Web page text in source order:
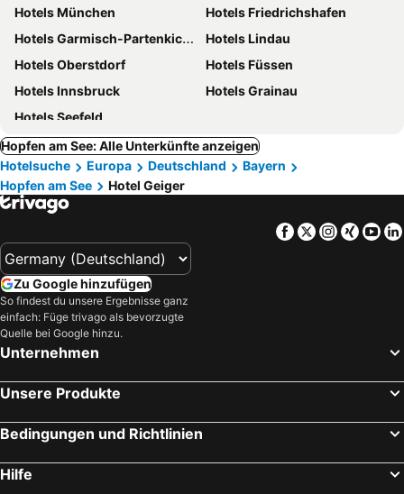
Hotels München
Hotels Friedrichshafen
Hotels Garmisch-Partenkichen
Hotels Lindau
Hotels Oberstdorf
Hotels Füssen
Hotels Innsbruck
Hotels Grainau
Hotels Seefeld
Hopfen am See: Alle Unterkünfte anzeigen
Hotelsuche
Europa Deutschland
Bayern
Hopfen am See
Hotel Geiger
Facebook
TwitterXing
Zu Google hinzufügen
So findest du unsere Ergebnisse ganz
einfach: Füge trivago als bevorzugte
Quelle bei Google hinzu.
Unternehmen
Unsere Produkte
Bedingungen und Richtlinien
Hilfe